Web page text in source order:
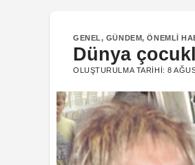
GENEL, GÜNDEM,ÖNEMLI
Dünya
OLUŞTURULMA TARIHI:8